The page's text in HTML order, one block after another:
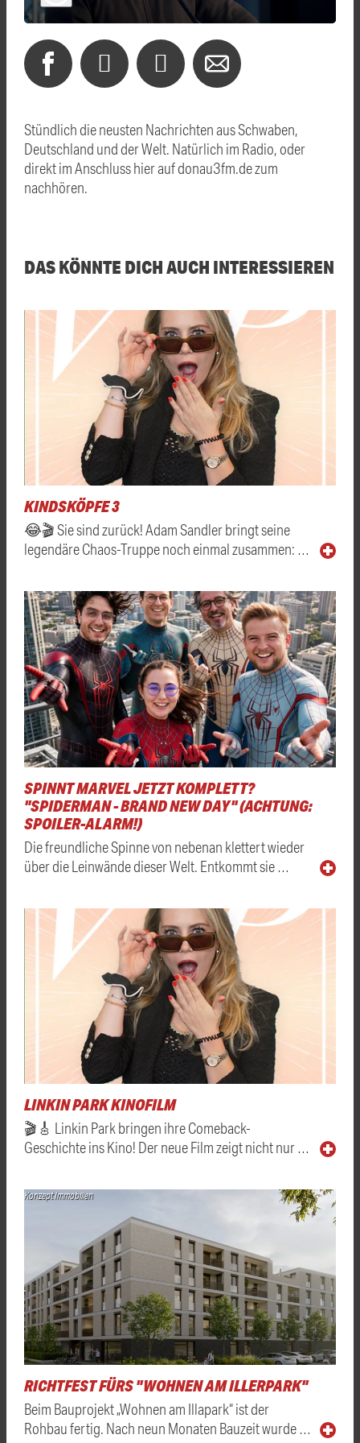
Stündlich die neusten Nachrichten aus Schwaben,
Deutschland und der Welt. Natürlich im Radio, oder
direkt im Anschluss hier auf donau3fm.de zum
nachhören.
DAS KÖNNTE DICH AUCH INTERESSIEREN
KINDSKÖPFE 3
😂🎬 Sie sind zurück! Adam Sandler bringt seine
legendäre Chaos-Truppe noch einmal zusammen: …
SPINNT MARVEL JETZT KOMPLETT?
"SPIDERMAN - BRAND NEW DAY" (ACHTUNG:
SPOILER-ALARM!)
Die freundliche Spinne von nebenan klettert wieder
über die Leinwände dieser Welt. Entkommt sie …
LINKIN PARK KINOFILM
🎬🎸 Linkin Park bringen ihre Comeback-
Geschichte ins Kino! Der neue Film zeigt nicht nur …
Konzept Immobilien
RICHTFEST FÜRS "WOHNEN AM ILLERPARK"
Beim Bauprojekt „Wohnen am Illapark“ ist der
Rohbau fertig. Nach neun Monaten Bauzeit wurde …